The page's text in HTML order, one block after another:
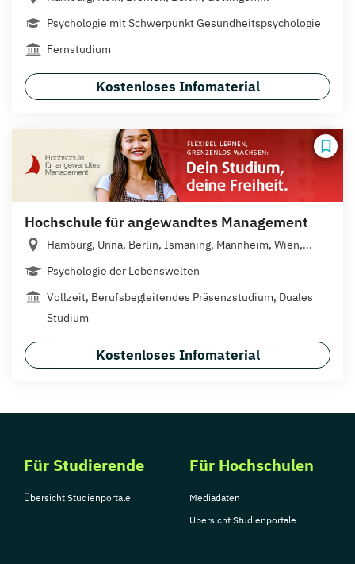
Psychologie mit Schwerpunkt Gesundheitspsychologie
Fernstudium
Kostenloses Infomaterial
Hochschule für angewandtes Management
Hamburg, Unna, Berlin, Ismaning, Mannheim, Wien,...
Psychologie der Lebenswelten
Vollzeit, Berufsbegleitendes Präsenzstudium, Duales
Studium
Kostenloses Infomaterial
Für Studierende
Übersicht Studienportale
Für Hochschulen
Mediadaten
Übersicht Studienportale